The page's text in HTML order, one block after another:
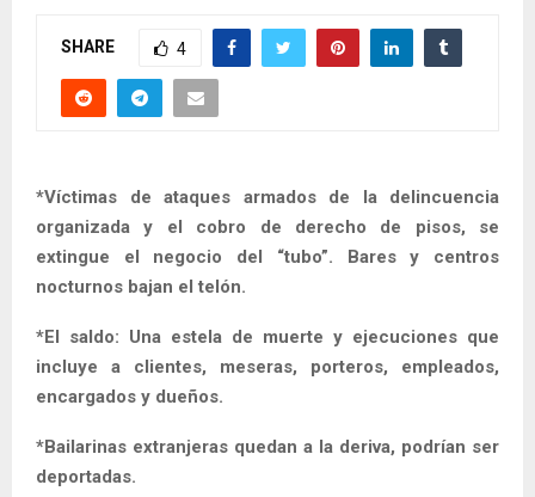
SHARE 4
*Víctimas de ataques armados de la delincuencia
organizada y el cobro de derecho de pisos, se
extingue el negocio del “tubo”. Bares y centros
nocturnos bajan el telón.
*El saldo: Una estela de muerte y ejecuciones que
incluye a clientes, meseras, porteros, empleados,
encargados y dueños.
*Bailarinas extranjeras quedan a la deriva, podrían ser
deportadas.